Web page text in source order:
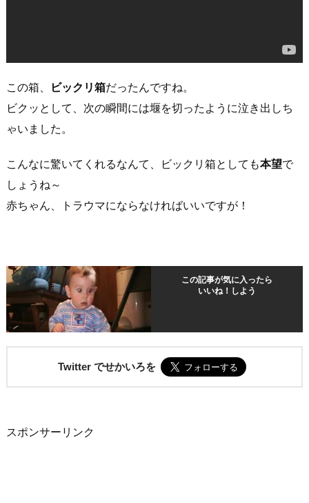
この箱、 ビックリ箱だったんですね。
ビクッとして、次の瞬間には堰を切ったように泣き出しち
ゃいました。
こんなに驚いてくれるなんて、ビックリ箱としても本望で
しょうね～
赤ちゃん、トラウマにならなければいいですが！
この記事が気に入ったら
いいね！しよう
Twitter でせかいろを
スポンサーリンク